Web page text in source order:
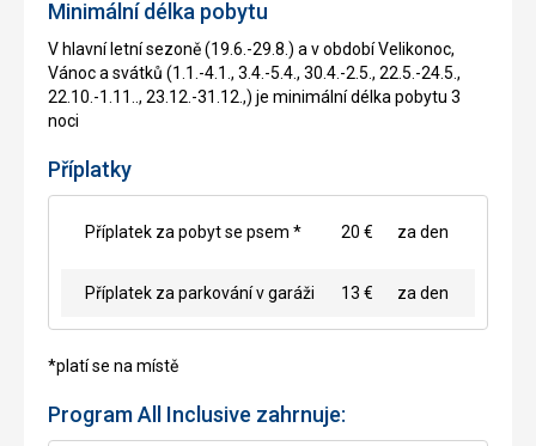
Minimální délka pobytu
V hlavní letní sezoně (19.6.-29.8.) a v období Velikonoc,
Vánoc a svátků (1.1.-4.1., 3.4.-5.4., 30.4.-2.5., 22.5.-24.5.,
22.10.-1.11.., 23.12.-31.12.,) je minimální délka pobytu 3
noci
Příplatky
Příplatek za pobyt se psem * 20 € za den
Příplatek za parkování v garáži 13 € za den
*platí se na místě
Program All Inclusive zahrnuje: